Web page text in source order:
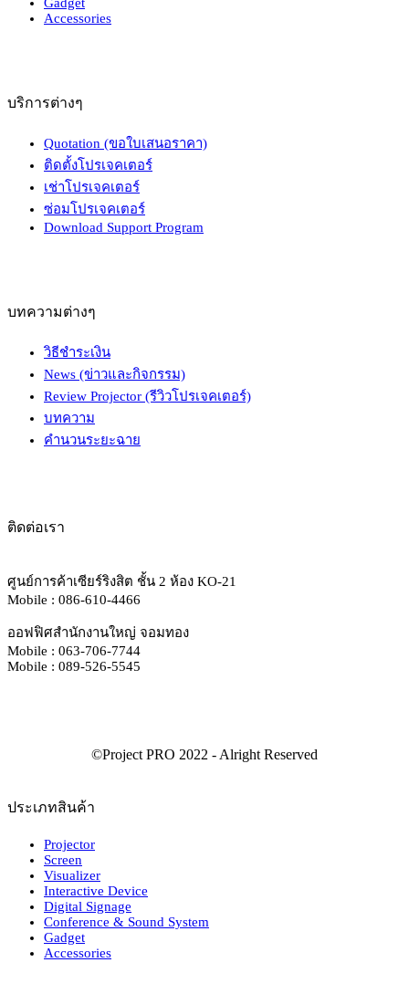
Gadget
Accessories
บริการต่างๆ
Quotation (ขอใบเสนอราคา)
ติดตั้งโปรเจคเตอร์
เช่าโปรเจคเตอร์
ซ่อมโปรเจคเตอร์
Download Support Program
บทความต่างๆ
วิธีชำระเงิน
News (ข่าวและกิจกรรม)
Review Projector (รีวิวโปรเจคเตอร์)
บทความ
คำนวนระยะฉาย
ติดต่อเรา
ศูนย์การค้าเซียร์ริงสิต ชั้น 2 ห้อง KO-21
Mobile : 086-610-4466
ออฟฟิศสำนักงานใหญ่ จอมทอง
Mobile : 063-706-7744
Mobile : 089-526-5545
ประเภทสินค้า
Projector
Screen
Visualizer
Interactive Device
Digital Signage
Conference & Sound System
Gadget
Accessories